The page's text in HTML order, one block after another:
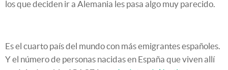
los que deciden ir a Alemania les pasa algo muy parecido.
Es el cuarto país del mundo con más emigrantes españoles.
Y el número de personas nacidas en España que viven allí